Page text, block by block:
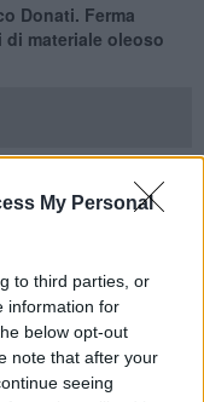
My Personal
to third parties, or
information for
below opt-out
note that after your
seeing
Donati. Ferma
materiale oleoso
nei confronti del
per gli
che ha reso
sportiva e di svago